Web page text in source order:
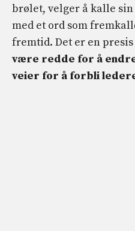
brølet, velger å kalle
med et ord som
fremtid. Det er en presis
være redde for å
veier for å forbli